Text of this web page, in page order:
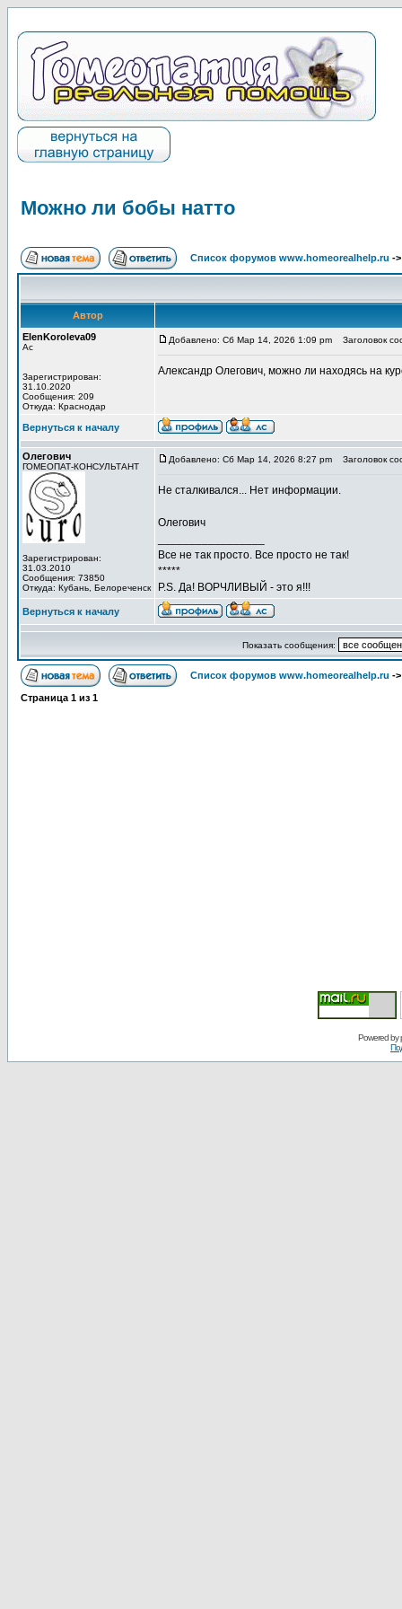
Можно ли бобы натто
Список форумов www.homeorealhelp.ru -
Автор
ElenKoroleva09
Ас
Зарегистрирован:
31.10.2020
Сообщения: 209
Откуда: Краснодар
Добавлено: Сб Мар 14, 2026 1:09 pm Заголовок
Александр Олегович, можно ли находясь на
Вернуться к началу
Олегович
ГОМЕОПАТ-КОНСУЛЬТАНТ
Зарегистрирован:
31.03.2010
Сообщения: 73850
Откуда: Кубань, Белореченск
Добавлено: Сб Мар 14, 2026 8:27 pm Заголовок
Не сталкивался... Нет информации.
Олегович
Все не так просто. Все просто не так!
*****
P.S. Да! ВОРЧЛИВЫЙ - это я!!!
Вернуться к началу
Показать сообщения:
Список форумов www.homeorealhelp.ru -
Страница 1 из 1
Powered by